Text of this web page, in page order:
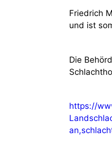
Friedrich
und ist
Die
https://